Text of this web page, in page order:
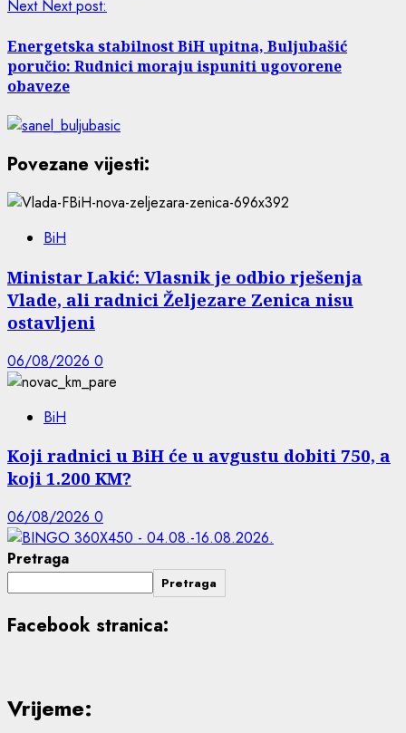
Next Next post:
Energetska stabilnost BiH upitna, Buljubašić
poručio: Rudnici moraju ispuniti ugovorene
obaveze
Povezane vijesti:
BiH
Ministar Lakić: Vlasnik je odbio rješenja
Vlade, ali radnici Željezare Zenica nisu
ostavljeni
06/08/2026 0
BiH
Koji radnici u BiH će u avgustu dobiti 750, a
koji 1.200 KM?
06/08/2026 0
Pretraga
Pretraga
Facebook stranica:
Vrijeme: